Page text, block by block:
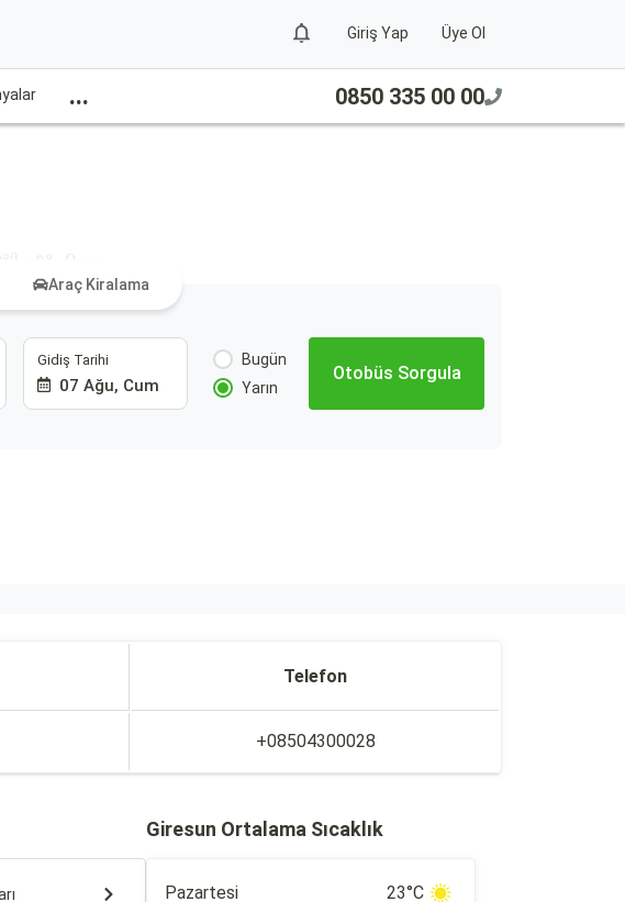
Giriş Yap Üye Ol
... 0850 335 00 00
Ara
Araç Kiralama
Gidiş Tarihi
07 Ağu, Cum
Bugün
Yarın
Otobüs Sorgula
Telefon
+08504300028
Giresun Ortalama Sıcaklık
Pazartesi 23°C